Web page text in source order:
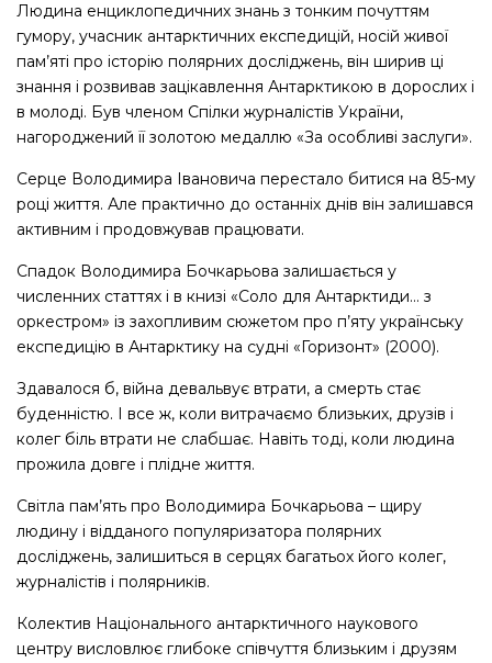
Людина енциклопедичних знань з тонким почуттям
гумору, учасник антарктичних експедицій, носій живої
пам’яті про історію полярних досліджень, він ширив ці
знання і розвивав зацікавлення Антарктикою в дорослих і
в молоді. Був членом Спілки журналістів України,
нагороджений її золотою медаллю «За особливі заслуги».
Серце Володимира Івановича перестало битися на 85-му
році життя. Але практично до останніх днів він залишався
активним і продовжував працювати.
Спадок Володимира Бочкарьова залишається у
численних статтях і в книзі «Соло для Антарктиди… з
оркестром» із захопливим сюжетом про п’яту українську
експедицію в Антарктику на судні «Горизонт» (2000).
Здавалося б, війна девальвує втрати, а смерть стає
буденністю. І все ж, коли витрачаємо близьких, друзів і
колег біль втрати не слабшає. Навіть тоді, коли людина
прожила довге і плідне життя.
Світла пам’ять про Володимира Бочкарьова – щиру
людину і відданого популяризатора полярних
досліджень, залишиться в серцях багатьох його колег,
журналістів і полярників.
Колектив Національного антарктичного наукового
центру висловлює глибоке співчуття близьким і друзям